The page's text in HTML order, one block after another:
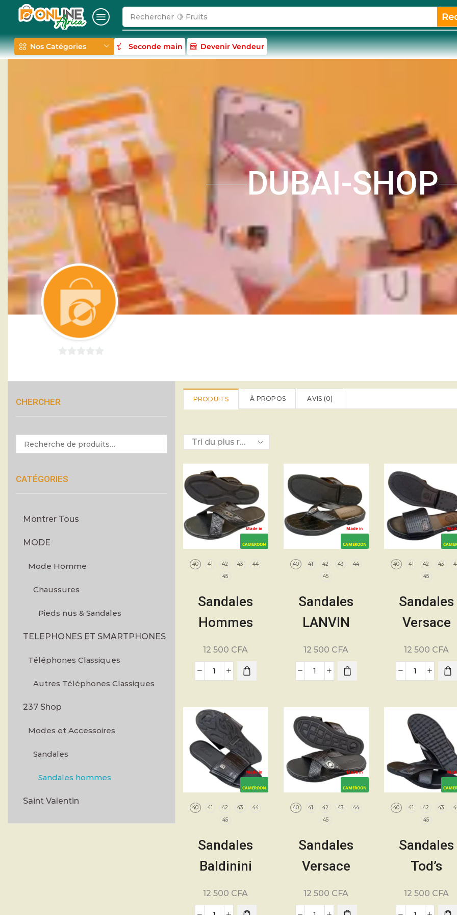
Rechercher 🍋 Fruits
Nos Catégories Seconde main Devenir Vendeur
DUBAI-SHOP
PRODUITS À PROPOS AVIS (0)
Made in
CAMEROON
40 41 42 43
44
45
Sandales
Hommes
Modernes –
Pointure. 40 à
45 – 100%
cuir
12 500 CFA
Made in
CAMEROON
40 41 42 43
44
45
Sandales
LANVIN
Hommes
Modernes –
Pointure. 40 à
45 – 100%
cuir
12 500 CFA
40 41 42 43
45
Sandales
Versace
Hommes
Modernes –
Pointure. 40
45 –
cuir
12 500 CFA
Made in
CAMEROON
40 41 42 43
44
45
Sandales
Baldinini
Hommes
Modernes –
12 500 CFA
Made in
CAMEROON
40 41 42 43
44
45
Sandales
Versace
Hommes
Modernes –
12 500 CFA
40 41 42 43
45
Sandales
Tod’s
Hommes
Modernes –
12 500 CFA
CHERCHER
CATÉGORIES
Montrer Tous
MODE
Mode Homme
Chaussures
Pieds nus & Sandales
TELEPHONES ET SMARTPHONES
Téléphones Classiques
Autres Téléphones Classiques
237 Shop
Modes et Accessoires
Sandales
Sandales hommes
Saint Valentin